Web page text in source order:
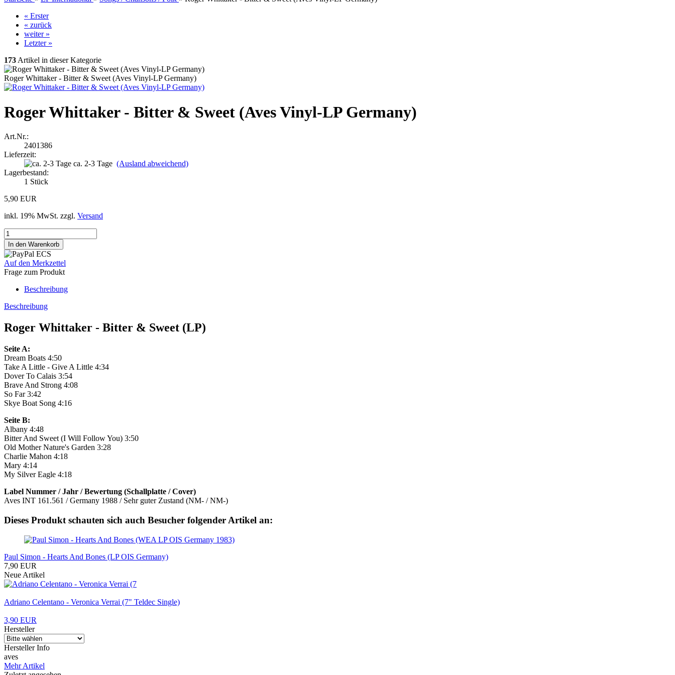
« Erster
« zurück
weiter »
Letzter »
173Artikel in dieser Kategorie
Roger Whittaker - Bitter & Sweet (Aves Vinyl-LP Germany)
Roger Whittaker - Bitter & Sweet (Aves Vinyl-LP Germany)
Art.Nr.:
2401386
Lieferzeit:
ca. 2-3 Tage (Ausland abweichend)
Lagerbestand:
1 Stück
5,90 EUR
inkl. 19% MwSt. zzgl. Versand
Auf den Merkzettel
Frage zum Produkt
Beschreibung
Beschreibung
Roger Whittaker - Bitter & Sweet (LP)
Seite A:
Dream Boats 4:50
Take A Little - Give A Little 4:34
Dover To Calais 3:54
Brave And Strong 4:08
So Far 3:42
Skye Boat Song 4:16
Seite B:
Albany 4:48
Bitter And Sweet (I Will Follow You) 3:50
Old Mother Nature's Garden 3:28
Charlie Mahon 4:18
Mary 4:14
My Silver Eagle 4:18
Label Nummer / Jahr / Bewertung (Schallplatte / Cover)
Aves INT 161.561 / Germany 1988 / Sehr guter Zustand (NM- / NM-)
Dieses Produkt schauten sich auch Besucher folgender Artikel an:
Paul Simon - Hearts And Bones (LP OIS Germany)
7,90 EUR
Neue Artikel
Adriano Celentano - Veronica Verrai (7" Teldec Single)
3,90 EUR
Hersteller
Hersteller Info
aves
Mehr Artikel